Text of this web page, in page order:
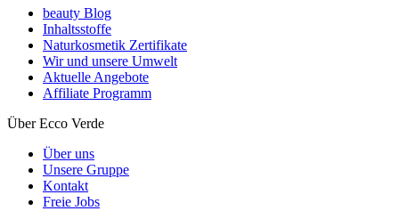
beauty Blog
Inhaltsstoffe
Naturkosmetik Zertifikate
Wir und unsere Umwelt
Aktuelle Angebote
Affiliate Programm
Über Ecco Verde
Über uns
Unsere Gruppe
Kontakt
Freie Jobs